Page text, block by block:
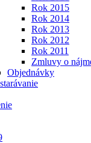
Rok 2015
Rok 2014
Rok 2013
Rok 2012
Rok 2011
Zmluvy o
Objednávky